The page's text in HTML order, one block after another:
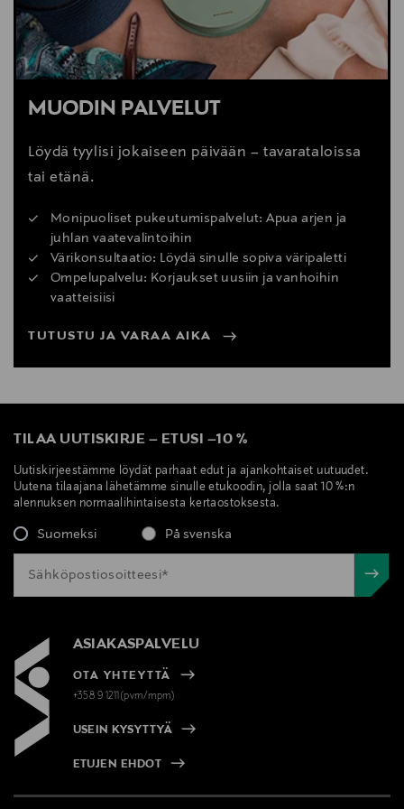
MUODIN PALVELUT
Löydä tyylisi jokaiseen päivään – tavarataloissa
tai etänä.
Monipuoliset pukeutumispalvelut: Apua arjen ja
juhlan vaatevalintoihin
Värikonsultaatio: Löydä sinulle sopiva väripaletti
Ompelupalvelu: Korjaukset uusiin ja vanhoihin
vaatteisiisi
TUTUSTU JA VARAA AIKA
TILAA UUTISKIRJE – ETUSI –10 %
Uutiskirjeestämme löydät parhaat edut ja ajankohtaiset uutuudet.
Uutena tilaajana lähetämme sinulle etukoodin, jolla saat 10 %:n
alennuksen normaalihintaisesta kertaostoksesta.
Suomeksi På svenska
ASIAKASPALVELU
OTA YHTEYTTÄ
+358 9 1211(pvm/mpm)
USEIN KYSYTTYÄ
ETUJEN EHDOT